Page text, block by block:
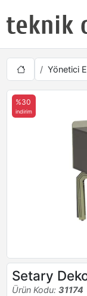
Yönetici
%30
indirim
Setary
Ürün Kodu: 31174